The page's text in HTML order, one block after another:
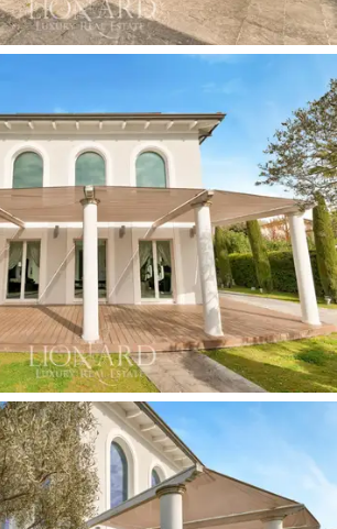
si affaccia sulla piscina. Al primo
si apre su una terrazza con
cabina armadio
con ampia walk-in shower.
due ulterioricamere matrimoniali,
privato e balcone. La mansarda
camera, anch’essa con bagno en-
grande attenzione al dettaglio in
naturali.
una zona dedicata al
, autentico fiore
villa: unapalestra, una spa conbagno
mosaico evasca idromassaggio
sala cinema con videoproiettore 4K
e zonabar per momenti conviviali.
si trovano una camera con